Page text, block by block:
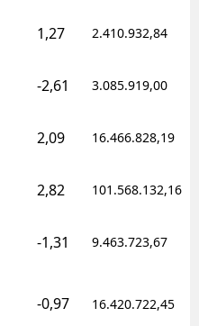
1,27 2.410.932,84
-2,61 3.085.919,00
2,09 16.466.828,19
2,82 101.568.132,16
-1,31 9.463.723,67
-0,97 16.420.722,45